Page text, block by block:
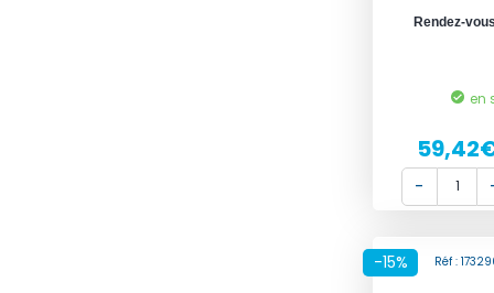
Rendez-
en
-15% Réf :